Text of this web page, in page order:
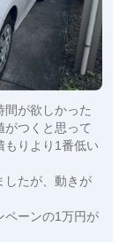
が欲しかった
がつくと思って
もりより1番低い
したが、動きが
ペーンの1万円が